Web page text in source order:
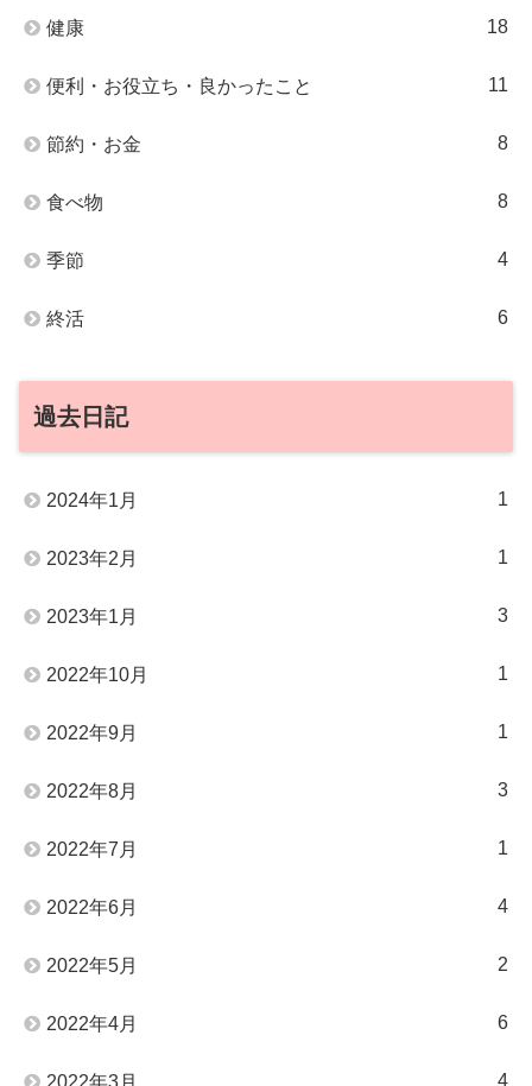
健康 18
便利・お役立ち・良かったこと 11
節約・お金 8
食べ物 8
季節 4
終活 6
過去日記
2024年1月 1
2023年2月 1
2023年1月 3
2022年10月 1
2022年9月 1
2022年8月 3
2022年7月 1
2022年6月 4
2022年5月 2
2022年4月 6
4